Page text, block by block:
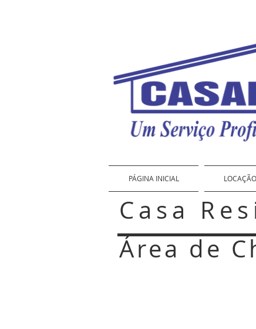
PÁGINA INICIAL LOCAÇÃO
Casa
Área de